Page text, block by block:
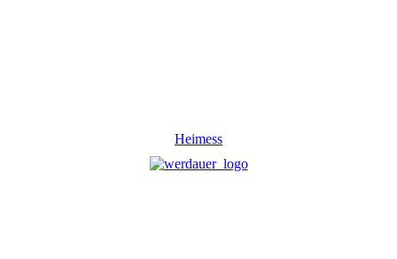
Heimess